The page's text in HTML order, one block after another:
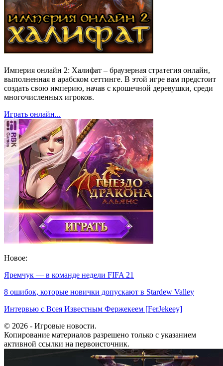
Империя онлайн 2: Халифат – браузерная стратегия онлайн,
выполненная в арабском сеттинге. В этой игре вам предстоит
создать свою империю, начав с крошечной деревушки, среди
многочисленных игроков.
Играть онлайн...
Новое:
Яремчук — в команде недели FIFA 21
8 ошибок, которые новички допускают в Stardew Valley
Интервью с Всея Известным Фержекеем [FerJekeey]
© 2026 - Игровые новости.
Копирование материалов разрешено только с указанием
активной ссылки на первоисточник.